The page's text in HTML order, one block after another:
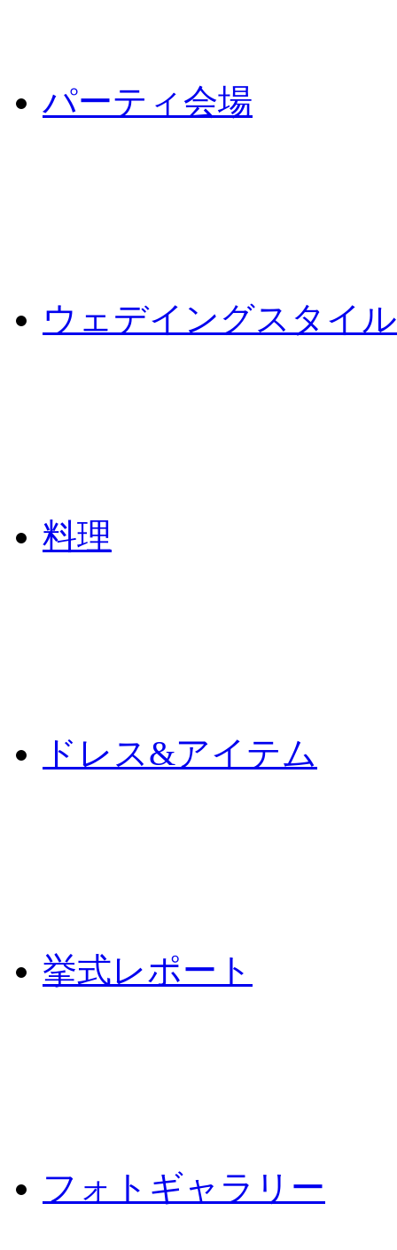
パーティ会場
ウェデイングスタイル
料理
ドレス&アイテム
挙式レポート
フォトギャラリー